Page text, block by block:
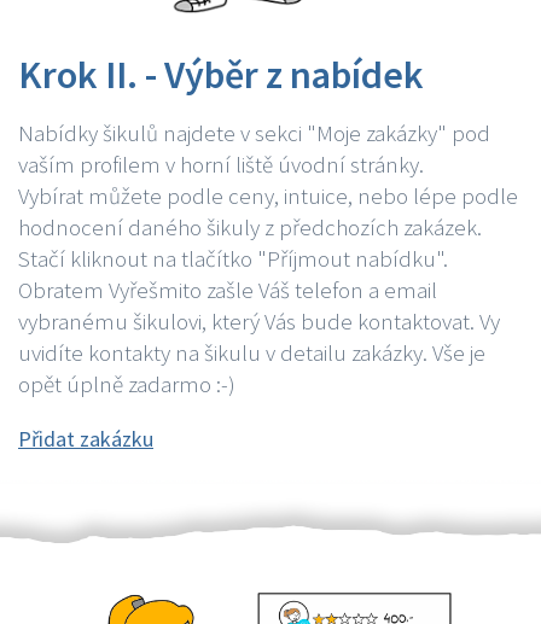
Krok II. - Výběr z nabídek
Nabídky šikulů najdete v sekci "Moje zakázky" pod
vaším profilem v horní liště úvodní stránky.
Vybírat můžete podle ceny, intuice, nebo lépe podle
hodnocení daného šikuly z předchozích zakázek.
Stačí kliknout na tlačítko "Příjmout nabídku".
Obratem Vyřešmito zašle Váš telefon a email
vybranému šikulovi, který Vás bude kontaktovat. Vy
uvidíte kontakty na šikulu v detailu zakázky. Vše je
opět úplně zadarmo :-)
Přidat zakázku